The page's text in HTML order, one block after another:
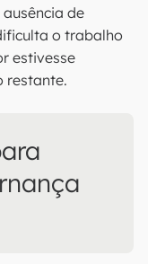
de
o trabalho
estivesse
restante.